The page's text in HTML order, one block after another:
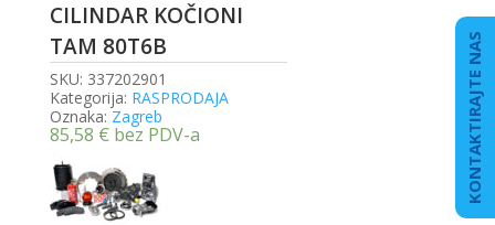
CILINDAR KOČIONI
TAM 80T6B
SKU: 337202901
Kategorija: RASPRODAJA
Oznaka: Zagreb
85,58 € bez PDV-a KONTAKTIRAJTE NAS